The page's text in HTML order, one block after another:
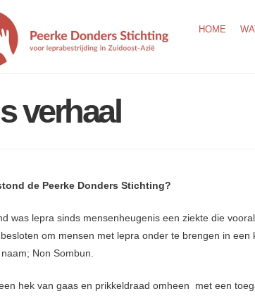
HOME
verhaal
de Peerke Donders Stichting?
was lepra sinds mensenheugenis een ziekte die
om mensen met lepra onder te brengen in
Non Sombun.
hek van gaas en prikkeldraad omheen met een